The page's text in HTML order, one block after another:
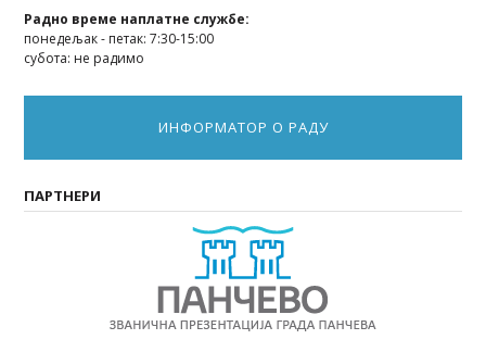
Радно време наплатне службе:
понедељак - петак: 7:30-15:00
субота: не радимо
ИНФОРМАТОР О РАДУ
ПАРТНЕРИ